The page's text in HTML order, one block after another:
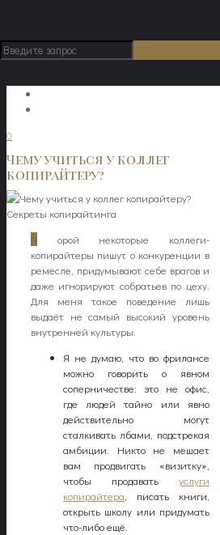
0
Чему учиться у коллег
копирайтеру?
П орой некоторые коллеги-
копирайтеры пишут о конкуренции в
ремесле, придумывают себе врагов и
даже игнорируют собратьев по цеху.
Для меня такое поведение лишь
выдаёт не самый высокий уровень
внутренней культуры.
Я не думаю, что во фрилансе
можно говорить о явном
соперничестве: это не офис,
где людей тайно или явно
действительно могут
сталкивать лбами, подстрекая
амбиции. Никто не мешает
вам продвигать «визитку»,
чтобы продавать услуги
копирайтера, писать книги,
открыть школу или придумать
что-либо ещё.